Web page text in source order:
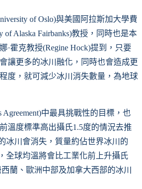
of Oslo)與美國阿拉斯加大學費
of Alaska Fairbanks)教授，同時也是本
·霍克教授(Regine Hock)提到，只要
讓更多的冰川融化，同時也會造成更
度，就可減少冰川消失數量，為地球
Agreement)中最具挑戰性的目標，也
溫度標準高出攝氏1.5度的情況去推
冰川會消失，質量約佔世界冰川的
全球均溫將會比工業化前上升攝氏
蘭、歐洲中部及加拿大西部的冰川